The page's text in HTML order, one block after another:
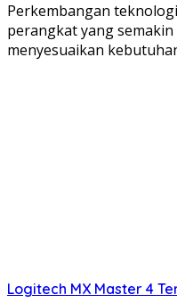
Perkembangan
perangkat yang
menyesuaikan
Logitech MX Master 4